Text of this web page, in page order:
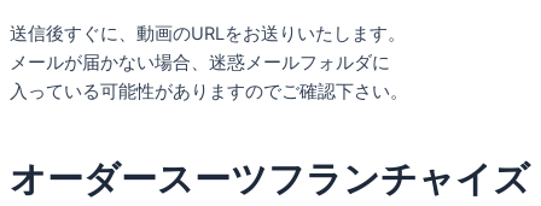
送信後すぐに、動画のURLをお送りいたします。
メールが届かない場合、迷惑メールフォルダに
入っている可能性がありますのでご確認下さい。
オーダースーツフランチャイズ